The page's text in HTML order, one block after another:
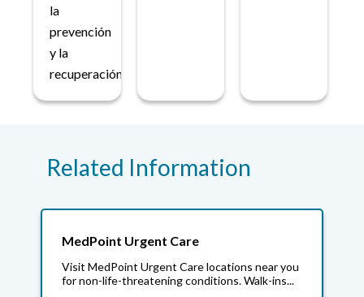
la
prevención
y la
recuperación.
Related Information
MedPoint Urgent Care
Visit MedPoint Urgent Care locations near you
for non-life-threatening conditions. Walk-ins...